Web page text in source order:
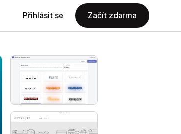
Přihlásit se Začít zdarma